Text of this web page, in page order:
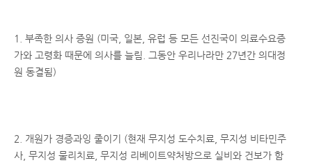
1. 부족한 의사 증원 (미국, 일본, 유럽 등 모든 선진국이 의료수요증
가와 고령화 때문에 의사를 늘림. 그동안 우리나라만 27년간 의대정
원 동결됨)
2. 개원가 경증과잉 줄이기 (현재 무지성 도수치료, 무지성 비타민주
사, 무지성 물리치료, 무지성 리베이트약처방으로 실비와 건보가 함